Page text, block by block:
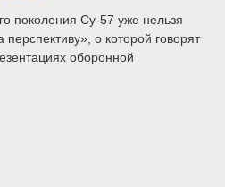
поколения Су-57 уже нельзя
о которой говорят
оборонной